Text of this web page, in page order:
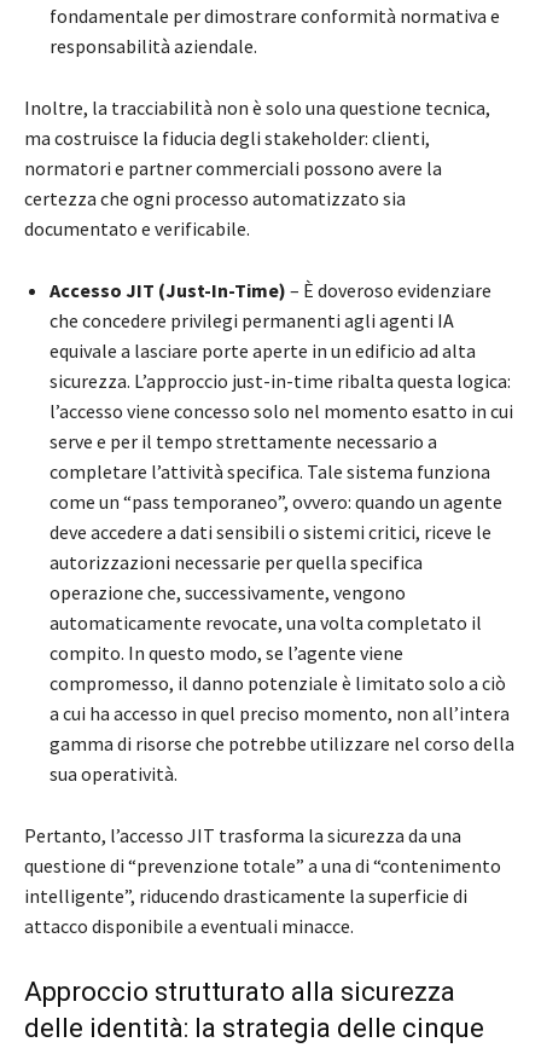
fondamentale per dimostrare conformità normativa e
responsabilità aziendale.
Inoltre, la tracciabilità non è solo una questione tecnica,
ma costruisce la fiducia degli stakeholder: clienti,
normatori e partner commerciali possono avere la
certezza che ogni processo automatizzato sia
documentato e verificabile.
Accesso JIT (Just-In-Time) – È doveroso evidenziare
che concedere privilegi permanenti agli agenti IA
equivale a lasciare porte aperte in un edificio ad alta
sicurezza. L’approccio just-in-time ribalta questa logica:
l’accesso viene concesso solo nel momento esatto in cui
serve e per il tempo strettamente necessario a
completare l’attività specifica. Tale sistema funziona
come un “pass temporaneo”, ovvero: quando un agente
deve accedere a dati sensibili o sistemi critici, riceve le
autorizzazioni necessarie per quella specifica
operazione che, successivamente, vengono
automaticamente revocate, una volta completato il
compito. In questo modo, se l’agente viene
compromesso, il danno potenziale è limitato solo a ciò
a cui ha accesso in quel preciso momento, non all’intera
gamma di risorse che potrebbe utilizzare nel corso della
sua operatività.
Pertanto, l’accesso JIT trasforma la sicurezza da una
questione di “prevenzione totale” a una di “contenimento
intelligente”, riducendo drasticamente la superficie di
attacco disponibile a eventuali minacce.
Approccio strutturato alla sicurezza
delle identità: la strategia delle cinque